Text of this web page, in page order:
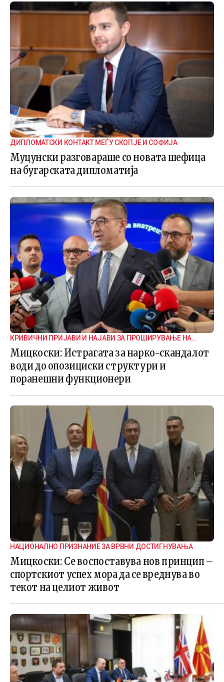
ДИПЛОМАТСКИ КОНТАКТ МЕЃУ СКОПЈЕ И СОФИЈА
Муцунски разговараше со новата шефица
на бугарската дипломатија
КРИВИЧНИ ПРИЈАВИ И НАЈАВИ ЗА ПРОШИРУВАЊЕ НА
ИСТРАГАТА
Мицкоски: Истрагата за нарко-скандалот
води до опозициски структури и
поранешни функционери
НАЦИОНАЛНО ПРИЗНАНИЕ ЗА ВРВНИ ДОСТИГНУВАЊА
Мицкоски: Се воспоставува нов принцип –
спортскиот успех мора да се вреднува во
текот на целиот живот